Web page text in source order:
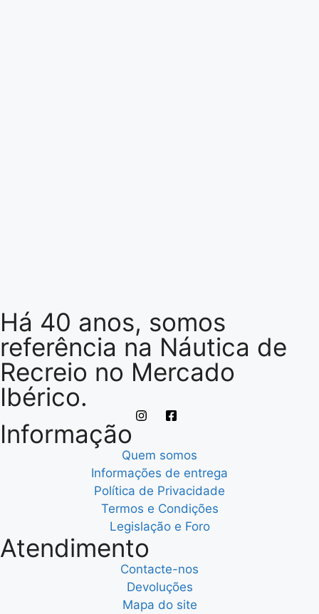
Há 40 anos, somos
referência na Náutica de
Recreio no Mercado
Ibérico.
Informação
Quem somos
Informações de entrega
Política de Privacidade
Termos e Condições
Legislação e Foro
Atendimento
Contacte-nos
Devoluções
Mapa do site